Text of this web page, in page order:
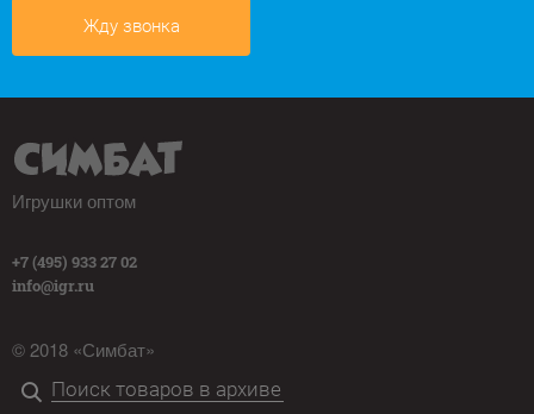
Жду звонка
Игрушки оптом
+7 (495) 933 27 02
info@igr.ru
© 2018 «Симбат»